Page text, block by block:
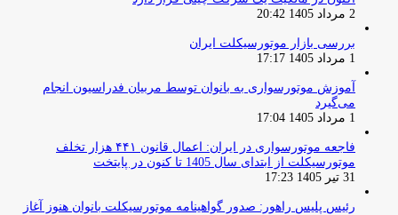
2 مرداد 1405 20:42
بررسی بازار موتورسیکلت ایران
1 مرداد 1405 17:17
آموزش موتورسواری به بانوان توسط مربیان فدراسیون انجام
می‌گیرد
1 مرداد 1405 17:04
فاجعه موتورسواری در ایران: اعمال قانون ۴۴۱ هزار تخلف
موتورسیکلت از ابتدای سال 1405 تا کنون در پایتخت
31 تیر 1405 17:23
رئیس پلیس راهور: صدور گواهینامه موتورسیکلت بانوان هنوز آغاز